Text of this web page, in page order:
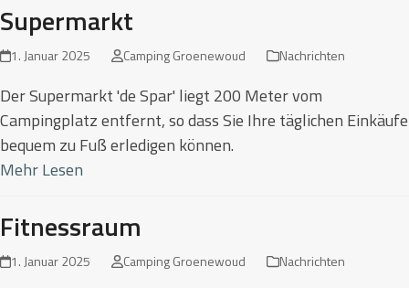
Supermarkt
1. Januar 2025 Camping Groenewoud Nachrichten
Der Supermarkt 'de Spar' liegt 200 Meter vom
Campingplatz entfernt, so dass Sie Ihre täglichen Einkäufe
bequem zu Fuß erledigen können.
Mehr Lesen
Fitnessraum
1. Januar 2025 Camping Groenewoud Nachrichten